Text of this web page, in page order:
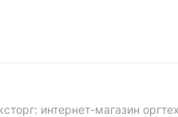
интернет-магазин